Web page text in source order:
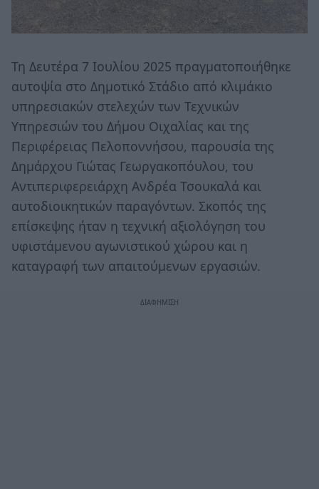
Τη Δευτέρα 7 Ιουλίου 2025 πραγματοποιήθηκε
αυτοψία στο Δημοτικό Στάδιο από κλιμάκιο
υπηρεσιακών στελεχών των Τεχνικών
Υπηρεσιών του Δήμου Οιχαλίας και της
Περιφέρειας Πελοποννήσου, παρουσία της
Δημάρχου Γιώτας Γεωργακοπόυλου, του
Αντιπεριφερειάρχη Ανδρέα Τσουκαλά και
αυτοδιοικητικών παραγόντων. Σκοπός της
επίσκεψης ήταν η τεχνική αξιολόγηση του
υφιστάμενου αγωνιστικού χώρου και η
καταγραφή των απαιτούμενων εργασιών.